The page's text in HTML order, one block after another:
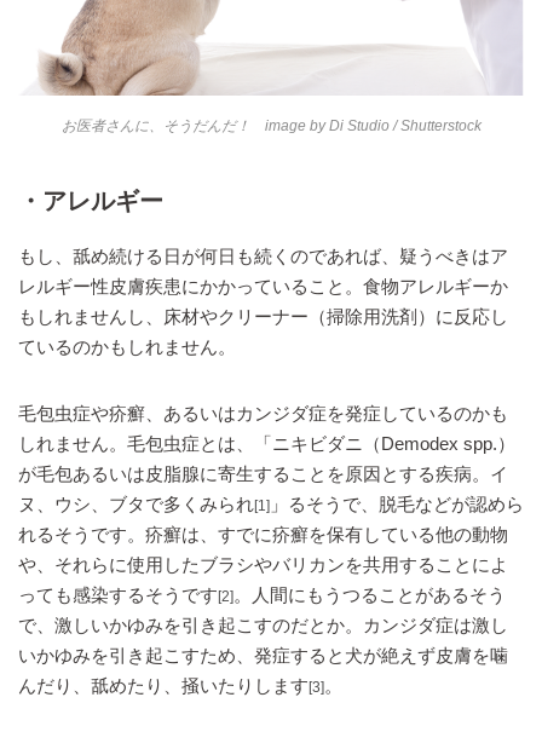
お医者さんに、そうだんだ！ image byDi Studio/ Shutterstock
・アレルギー
もし、舐め続ける日が何日も続くのであれば、疑うべきはア
レルギー性皮膚疾患にかかっていること。食物アレルギーか
もしれませんし、床材やクリーナー（掃除用洗剤）に反応し
ているのかもしれません。
毛包虫症や疥癬、あるいはカンジダ症を発症しているのかも
しれません。毛包虫症とは、「ニキビダニ（Demodex spp.）
が毛包あるいは皮脂腺に寄生することを原因とする疾病。イ
ヌ、ウシ、ブタで多くみられ[1] 」るそうで、脱毛などが認めら
れるそうです。疥癬は、すでに疥癬を保有している他の動物
や、それらに使用したブラシやバリカンを共用することによ
っても感染するそうです [2] 。人間にもうつることがあるそう
で、激しいかゆみを引き起こすのだとか。カンジダ症は激し
いかゆみを引き起こすため、発症すると犬が絶えず皮膚を噛
んだり、舐めたり、掻いたりします [3] 。